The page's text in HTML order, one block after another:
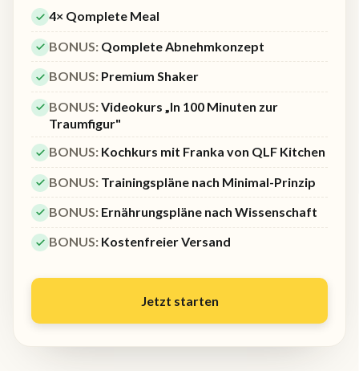
4× Qomplete Meal
BONUS: Qomplete Abnehmkonzept
BONUS: Premium Shaker
BONUS:Videokurs „In 100 Minuten zur
Traumfigur"
BONUS: Kochkurs mit Franka von QLF Kitchen
BONUS: Trainingspläne nach Minimal-Prinzip
BONUS: Ernährungspläne nach Wissenschaft
BONUS: Kostenfreier Versand
Jetzt starten